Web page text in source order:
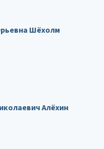
Шёхолм
Алёхин